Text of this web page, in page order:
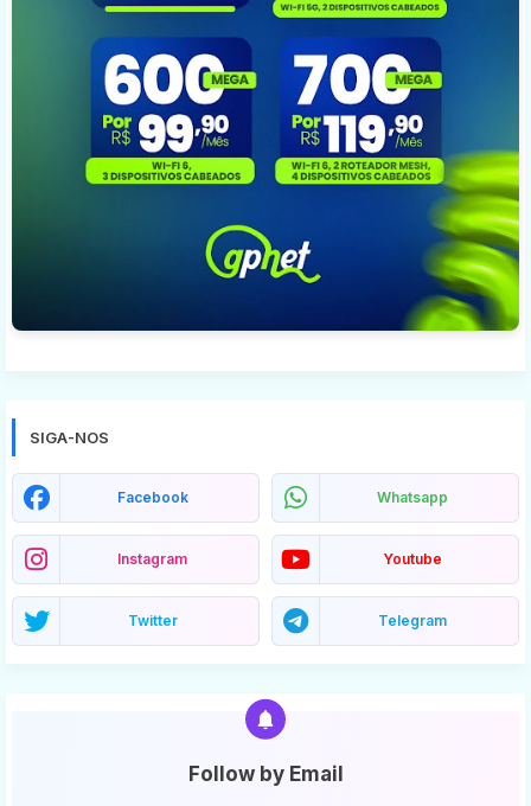
SIGA-NOS
Facebook Whatsapp
Instagram Youtube
Twitter Telegram
Follow by Email